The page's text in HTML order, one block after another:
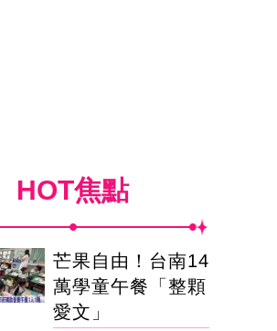
HOT焦點
芒果自由！台南14
萬學童午餐「整顆
愛文」